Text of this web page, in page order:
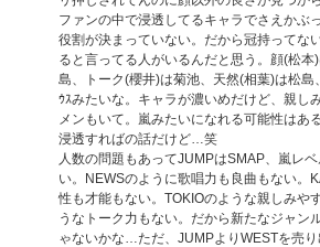
ファンの中で浸透してるキャラでさえかぶ
役割が決まっていない。だから冠持ってな
ると言ってる人がいるんだと思う。顔(松本
島、トーク(櫻井)は菊池、天然(相葉)は松島
ｳｽみたいな。キャラが濃いめだけど、親し
メンもいて。嵐みたいになれる可能性はあ
浸透すればの話だけど…笑
人数の問題もあってJUMPはSMAP、嵐レ
い。NEWSのように歌唱力も良曲もない。
性も才能もない。TOKIOのような親しみや
うなトーク力もない。だから新たなジャン
ゃないかな…ただ、JUMPよりWESTを売り